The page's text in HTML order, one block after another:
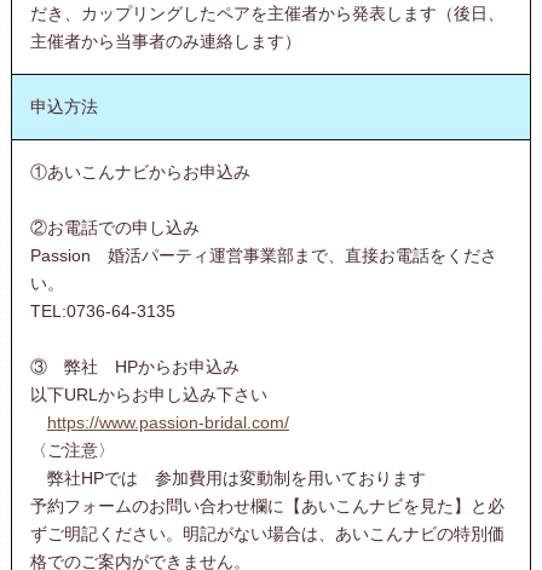
だき、カップリングしたペアを主催者から発表します（後日、
主催者から当事者のみ連絡します）
申込方法
①あいこんナビからお申込み
②お電話での申し込み
Passion 婚活パーティ運営事業部まで、直接お電話をくださ
い。
TEL:0736-64-3135
③ 弊社 HPからお申込み
以下URLからお申し込み下さい
https://www.passion-bridal.com/
〈ご注意〉
弊社HPでは 参加費用は変動制を用いております
予約フォームのお問い合わせ欄に【あいこんナビを見た】と必
ずご明記ください。明記がない場合は、あいこんナビの特別価
格でのご案内ができません。